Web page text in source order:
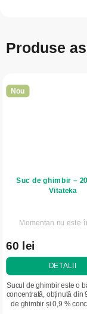
Produse
Nou
Suc de ghimbir –
Vitateka
Momentan nu este
60 lei
DETALII
Sucul de ghimbir este o
concentrată, obținută din
de ghimbir și 0,9 %